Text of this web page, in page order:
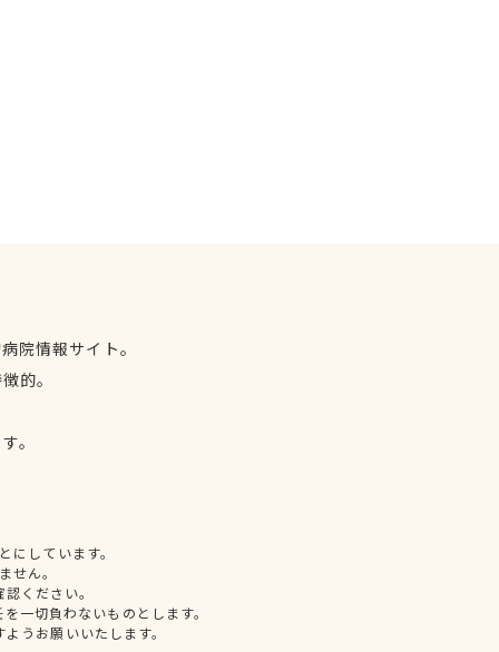
院情報サイト。
的。
。
しています。
せん。
ください。
一切負わないものとします。
うお願いいたします。